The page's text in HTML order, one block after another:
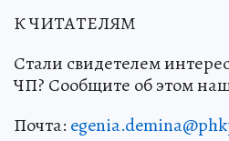
К ЧИТАТЕЛЯМ
Стали свидетелем
ЧП? Сообщите об этом
Почта: